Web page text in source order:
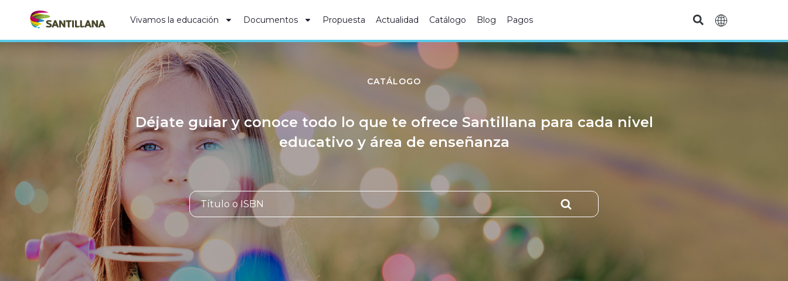
Vivamos la educación Documentos Propuesta Actualidad Catálogo Blog Pagos
CATÁLOGO
Déjate guiar y conoce todo lo que te ofrece Santillana para cada nivel
educativo y área de enseñanza